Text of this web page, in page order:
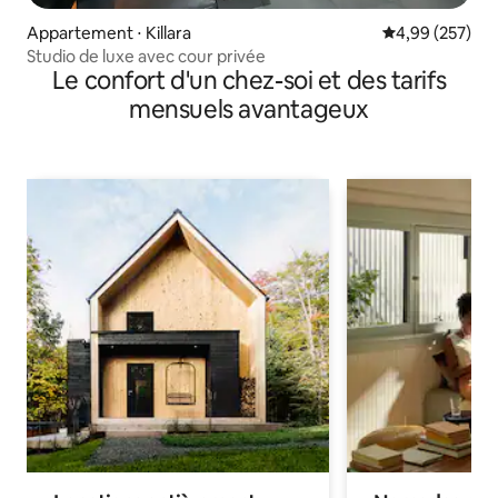
Appartement ⋅ Killara Évaluation
4,99 (257)
Studio de luxe avec cour privée
Le confort d'un chez-soi et des tarifs
mensuels avantageux